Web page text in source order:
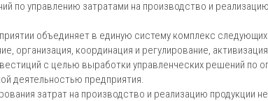
по управлению затратами на производство и
объединяет в единую систему комплекс
организация, координация и регулирование,
с целью выработки управленческих решений по
деятельностью предприятия.
затрат на производство и реализацию продукции